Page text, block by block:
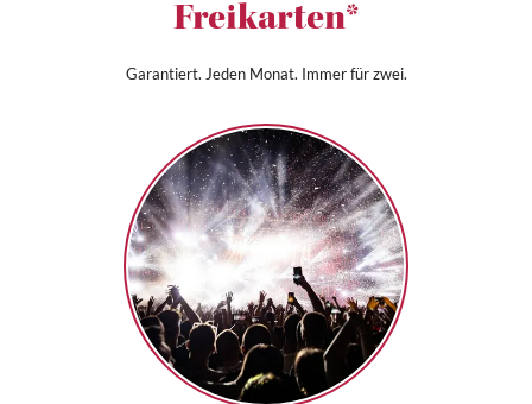
Freikarten*
Garantiert. Jeden Monat. Immer für zwei.